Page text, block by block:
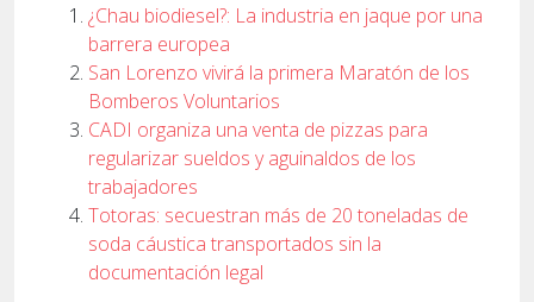
¿Chau biodiesel?: La industria en jaque por una
barrera europea
San Lorenzo vivirá la primera Maratón de los
Bomberos Voluntarios
CADI organiza una venta de pizzas para
regularizar sueldos y aguinaldos de los
trabajadores
Totoras: secuestran más de 20 toneladas de
soda cáustica transportados sin la
documentación legal